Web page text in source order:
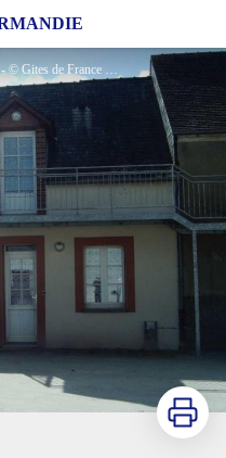
Gîtes de France Le Pigeonnier - © Gites de France Orne
Imprimer